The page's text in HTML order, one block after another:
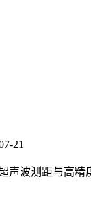
21
波测距与高